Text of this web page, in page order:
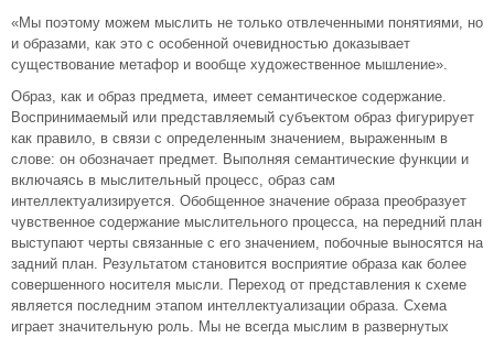
«Мы поэтому можем мыслить не только отвлеченными понятиями, но
и образами, как это с особенной очевидностью доказывает
существование метафор и вообще художественное мышление».
Образ, как и образ предмета, имеет семантическое содержание.
Воспринимаемый или представляемый субъектом образ фигурирует
как правило, в связи с определенным значением, выраженным в
слове: он обозначает предмет. Выполняя семантические функции и
включаясь в мыслительный процесс, образ сам
интеллектуализируется. Обобщенное значение образа преобразует
чувственное содержание мыслительного процесса, на передний план
выступают черты связанные с его значением, побочные выносятся на
задний план. Результатом становится восприятие образа как более
совершенного носителя мысли. Переход от представления к схеме
является последним этапом интеллектуализации образа. Схема
играет значительную роль. Мы не всегда мыслим в развернутых